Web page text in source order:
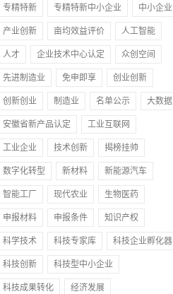
专精特新 专精特新中小企业 中小企业
产业创新 亩均效益评价 人工智能
人才 企业技术中心认定 众创空间
先进制造业 免申即享 创业创新
创新创业 制造业 名单公示 大数据
安徽省新产品认定 工业互联网
工业企业 技术创新 揭榜挂帅
数字化转型 新材料 新能源汽车
智能工厂 现代农业 生物医药
申报材料 申报条件 知识产权
科学技术 科技专家库 科技企业孵化器
科技创新 科技型中小企业
科技成果转化 经济发展